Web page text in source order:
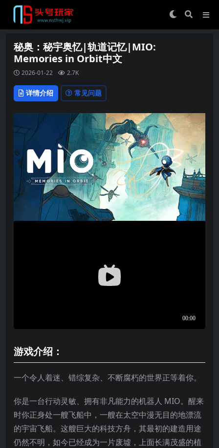
秘奥：秘宇奥忆|轨道记忆|MIO:
Memories in Orbit中文
2026-01-22 2.7K
详情介绍 常见问题
游戏介绍：
一个令人着迷、错综复杂、不断腐朽的世界正等着你。
你是一台行动灵敏、拥有非凡能力的机器人 MIO。醒来
时你正身处一艘飞船中，一艘在太空中漫无目的地漂流
的宇宙飞船。这艘巨大的科技方舟，其最初的建造用途
仍然不明，如今已经成为一片废墟，上面长满茂盛的植